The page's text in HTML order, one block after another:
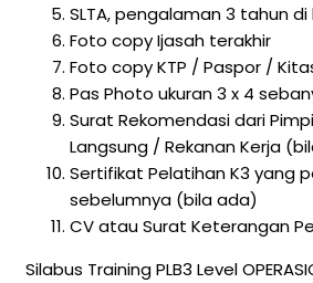
SLTA, pengalaman 3 tahun di
Foto copy Ijasah terakhir
Foto copy KTP / Paspor /
Pas Photo ukuran 3 x 4
Surat Rekomendasi dari
Langsung / Rekanan Kerja
Sertifikat Pelatihan K3 yang
sebelumnya (bila ada)
CV atau Surat Keterangan
Silabus Training PLB3 Level